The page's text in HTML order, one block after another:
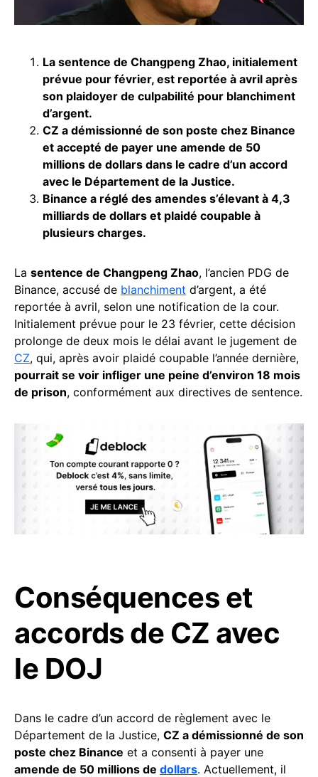
La sentence de Changpeng Zhao, initialement
prévue pour février, est reportée à avril après
son plaidoyer de culpabilité pour blanchiment
d’argent.
CZ a démissionné de son poste chez Binance
et accepté de payer une amende de 50
millions de dollars dans le cadre d’un accord
avec le Département de la Justice.
Binance a réglé des amendes s’élevant à 4,3
milliards de dollars et plaidé coupable à
plusieurs charges.
La sentence de Changpeng Zhao, l’ancien PDG de
Binance, accusé de blanchiment d’argent, a été
reportée à avril, selon une notification de la cour.
Initialement prévue pour le 23 février, cette décision
prolonge de deux mois le délai avant le jugement de
CZ, qui, après avoir plaidé coupable l’année dernière,
pourrait se voir infliger une peine d’environ 18 mois
de prison, conformément aux directives de sentence.
Conséquences et
accords de CZ avec
le DOJ
Dans le cadre d’un accord de règlement avec le
Département de la Justice, CZ a démissionné de son
poste chez Binance et a consenti à payer une
amende de 50 millions de dollars. Actuellement, il